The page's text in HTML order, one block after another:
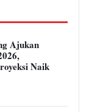
Ajukan
Naik